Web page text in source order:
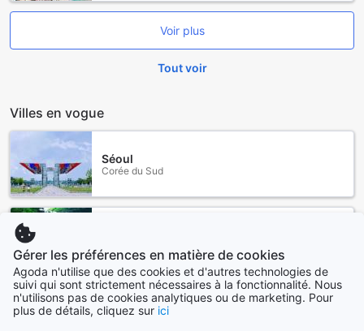
Voir plus
Tout voir
Villes en vogue
Séoul
Corée du Sud
Hanoï
Vietnam
Gérer les préférences en matière de cookies
Agoda n'utilise que des cookies et d'autres technologies de
suivi qui sont strictement nécessaires à la fonctionnalité. Nous
n'utilisons pas de cookies analytiques ou de marketing. Pour
plus de détails, cliquez sur ici